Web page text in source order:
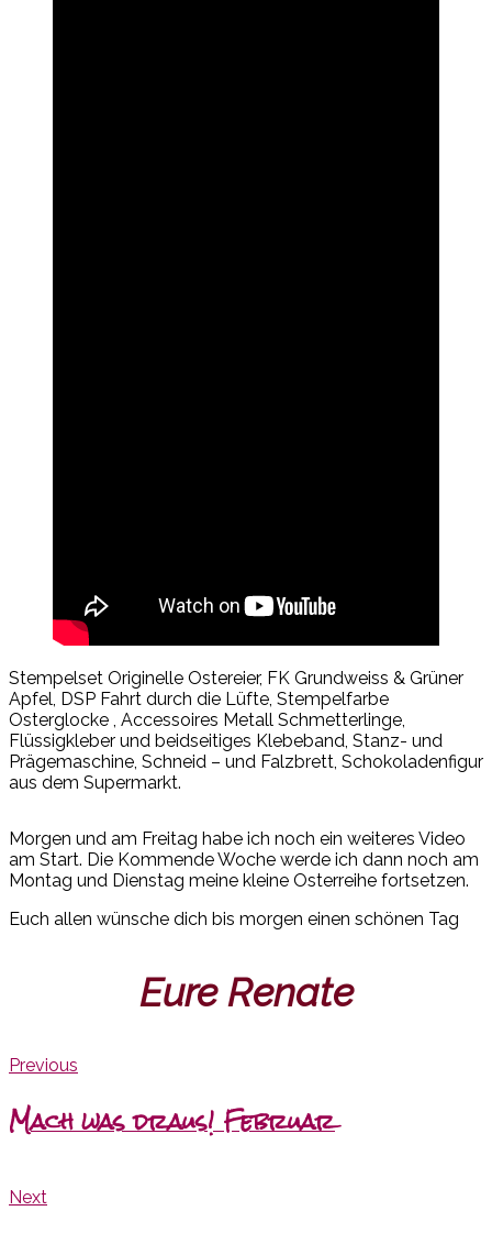
Stempelset Originelle Ostereier, FK Grundweiss & Grüner
Apfel, DSP Fahrt durch die Lüfte, Stempelfarbe
Osterglocke , Accessoires Metall Schmetterlinge,
Flüssigkleber und beidseitiges Klebeband, Stanz- und
Prägemaschine, Schneid – und Falzbrett, Schokoladenfigur
aus dem Supermarkt.
Morgen und am Freitag habe ich noch ein weiteres Video
am Start. Die Kommende Woche werde ich dann noch am
Montag und Dienstag meine kleine Osterreihe fortsetzen.
Euch allen wünsche dich bis morgen einen schönen Tag
Eure Renate
Previous
Mach was draus! Februar
Next